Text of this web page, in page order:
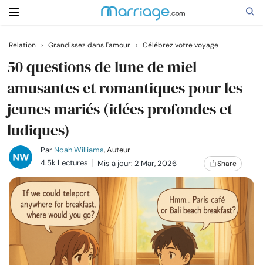
Rechercher
Se marier
Relations
Famille
Aide
Cours
Relation › Grandissez dans l'amour › Célébrez votre voyage
50 questions de lune de miel
amusantes et romantiques pour les
jeunes mariés (idées profondes et
ludiques)
Par Noah Williams, Auteur
4.5k Lectures
Mis à jour: 2 Mar, 2026 Share